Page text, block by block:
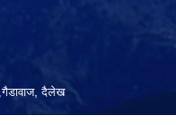
दैलेख